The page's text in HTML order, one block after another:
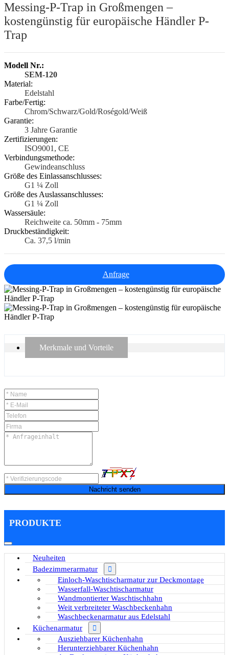
Messing-P-Trap in Großmengen –
kostengünstig für europäische Händler P-
Trap
Modell Nr.:
SEM-120
Material:
Edelstahl
Farbe/Fertig:
Chrom/Schwarz/Gold/Roségold/Weiß
Garantie:
3 Jahre Garantie
Zertifizierungen:
ISO9001, CE
Verbindungsmethode:
Gewindeanschluss
Größe des Einlassanschlusses:
G1 ¼ Zoll
Größe des Auslassanschlusses:
G1 ¼ Zoll
Wassersäule:
Reichweite ca. 50mm - 75mm
Druckbeständigkeit:
Ca. 37,5 l/min
Anfrage
Merkmale und Vorteile
Nachricht senden
PRODUKTE
Neuheiten
Badezimmerarmatur
Einloch-Waschtischarmatur zur Deckmontage
Wasserfall-Waschtischarmatur
Wandmontierter Waschtischhahn
Weit verbreiteter Waschbeckenhahn
Waschbeckenarmatur aus Edelstahl
Küchenarmatur
Ausziehbarer Küchenhahn
Herunterziehbarer Küchenhahn